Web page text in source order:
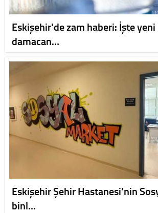
Eskişehir'de zam haberi: İşte
damacan…
Eskişehir Şehir Hastanesi’nin
binl…